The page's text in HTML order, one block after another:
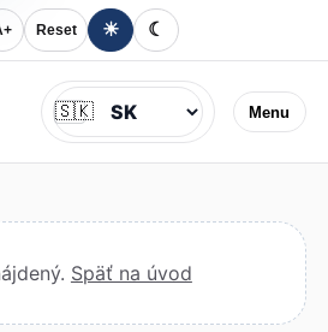
Reset ☀ ☾
Menu
Jazyk
🇸🇰
Späť na úvod